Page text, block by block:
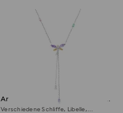
Ariana Grande x Swarovski Y-
Halskette
Verschiedene Schliffe, Libelle,